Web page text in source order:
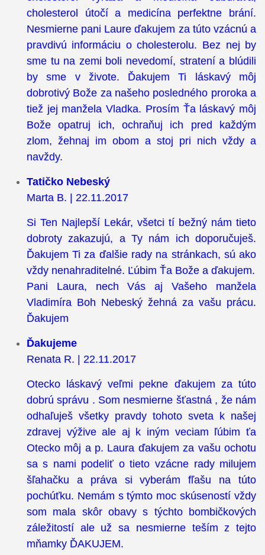
cholesterol útočí a medicína perfektne brání.
Nesmierne pani Laure ďakujem za túto vzácnú a
pravdivú informáciu o cholesterolu. Bez nej by
sme tu na zemi boli nevedomí, stratení a blúdili
by sme v živote. Ďakujem Ti láskavý môj
dobrotivý Bože za našeho posledného proroka a
tiež jej manžela Vladka. Prosím Ťa láskavý môj
Bože opatruj ich, ochraňuj ich pred každým
zlom, žehnaj im obom a stoj pri nich vždy a
navždy.
Tatičko Nebeský
Marta B. | 22.11.2017
Si Ten Najlepší Lekár, všetci tí bežný nám tieto
dobroty zakazujú, a Ty nám ich doporučuješ.
Ďakujem Ti za ďalšie rady na stránkach, sú ako
vždy nenahraditelné. Ľúbim Ťa Bože a ďakujem.
Pani Laura, nech Vás aj Vašeho manžela
Vladimíra Boh Nebeský žehná za vašu prácu.
Ďakujem
Ďakujeme
Renata R. | 22.11.2017
Otecko láskavý veľmi pekne ďakujem za túto
dobrú správu . Som nesmierne šťastná , že nám
odhaľuješ všetky pravdy tohoto sveta k našej
zdravej výžive ale aj k iným veciam ľúbim ťa
Otecko môj a p. Laura ďakujem za vašu ochotu
sa s nami podeliť o tieto vzácne rady milujem
šľahačku a práva si vyberám fľašu na túto
pochúťku. Nemám s týmto moc skúseností vždy
som mala skôr obavy s týchto bombičkových
záležitostí ale už sa nesmierne teším z tejto
mňamky ĎAKUJEM.